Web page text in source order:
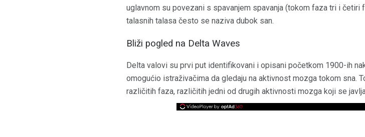
uglavnom su povezani s spavanjem spavanja (tokom faza tri i
talasnih talasa često se naziva dubok san.
Bliži pogled na Delta Waves
Delta valovi su prvi put identifikovani i opisani početkom 1900-ih
omogućio istraživačima da gledaju na aktivnost mozga tokom sna.
različitih faza, različitih jedni od drugih aktivnosti mozga koji se